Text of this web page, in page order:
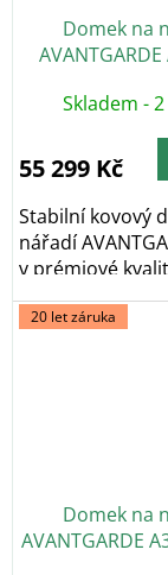
Domek na
Skladem -
55 299 Kč
Stabilní kovový
nářadí
v prémiové
pultovou...
20 let záruka
Domek na
AVANTGARDE